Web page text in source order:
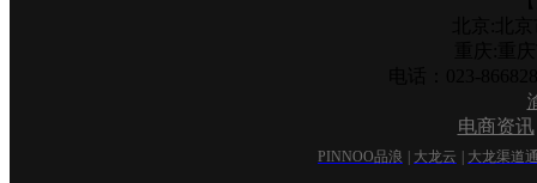
电商资讯
PINNOO品浪 大龙云 大龙渠道